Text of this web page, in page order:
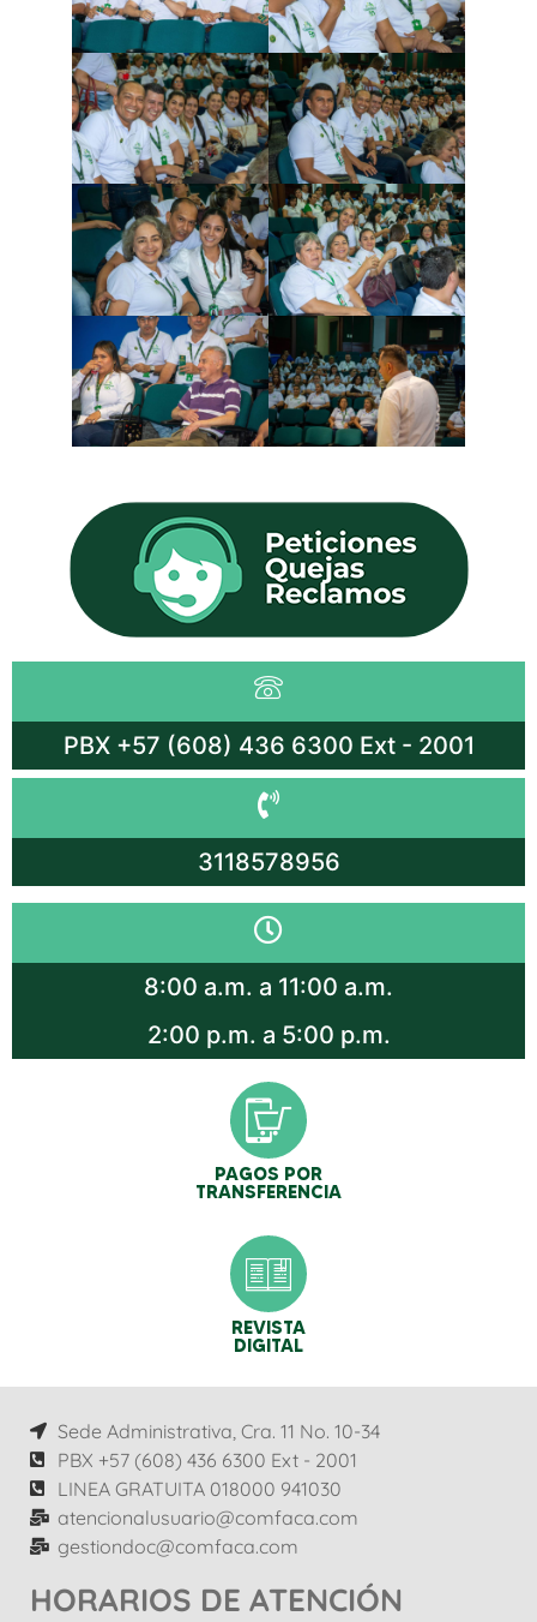
PBX +57 (608) 436 6300 Ext - 2001
3118578956
8:00 a.m. a 11:00 a.m.
2:00 p.m. a 5:00 p.m.
PAGOS POR
TRANSFERENCIA
REVISTA
DIGITAL
Sede Administrativa, Cra. 11 No. 10-34
PBX +57 (608) 436 6300 Ext - 2001
LINEA GRATUITA 018000 941030
atencionalusuario@comfaca.com
gestiondoc@comfaca.com
HORARIOS DE ATENCIÓN